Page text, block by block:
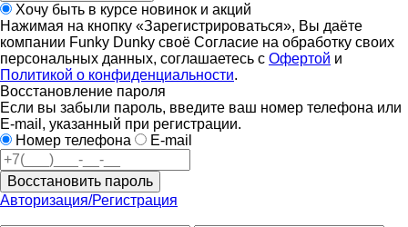
Хочу быть в курсе новинок и акций
Нажимая на кнопку «Зарегистрироваться», Вы даёте
компании Funky Dunky своё Согласие на обработку своих
персональных данных, соглашаетесь с Офертой и
Политикой о конфиденциальности.
Восстановление пароля
Если вы забыли пароль, введите ваш номер телефона или
E-mail, указанный при регистрации.
Номер телефона
E-mail
Восстановить пароль
Авторизация/Регистрация